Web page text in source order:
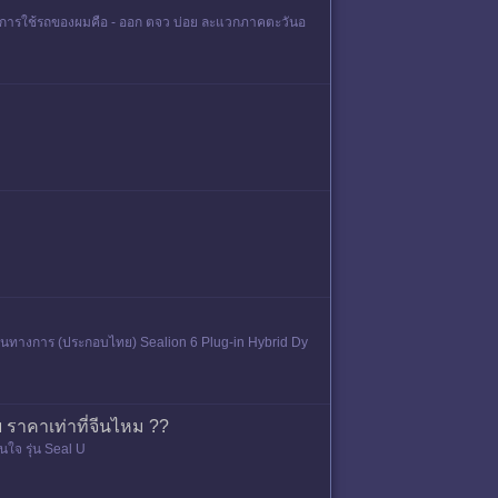
รใช้รถของผมคือ - ออก ตจว บ่อย ละแวกภาคตะวันอ
ทางการ (ประกอบไทย) Sealion 6 Plug-in Hybrid Dy
ราคาเท่าที่จีนไหม ??
จ รุ่น Seal U